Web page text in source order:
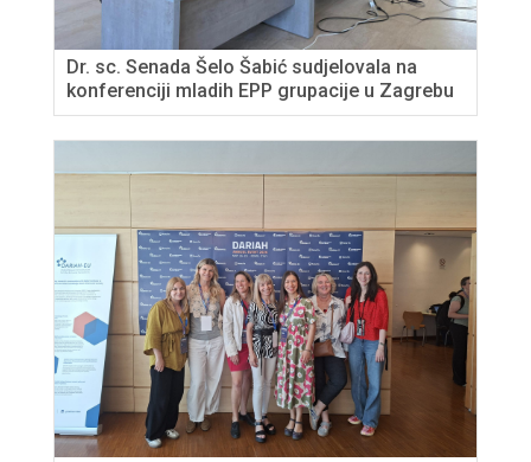
Dr. sc. Senada Šelo Šabić sudjelovala na
konferenciji mladih EPP grupacije u Zagrebu